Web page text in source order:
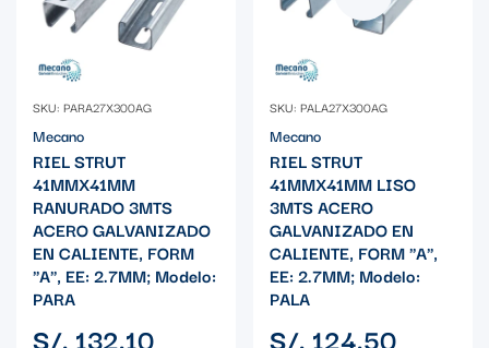
SKU: PARA27X300AG
Mecano
RIEL STRUT
41MMX41MM
RANURADO 3MTS
ACERO GALVANIZADO
EN CALIENTE, FORM
"A", EE: 2.7MM; Modelo:
PARA
Precio
S/. 132.10
SKU: PALA27X300AG
Mecano
RIEL STRUT
41MMX41MM LISO
3MTS ACERO
GALVANIZADO EN
CALIENTE, FORM "A",
EE: 2.7MM; Modelo:
PALA
Precio
S/. 124.50